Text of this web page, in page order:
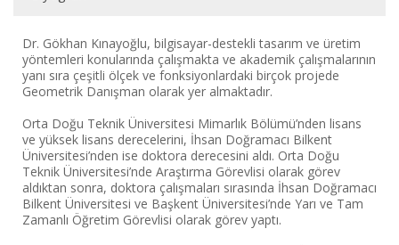
Dr. Gökhan Kınayoğlu, bilgisayar-destekli tasarım ve üretim
yöntemleri konularında çalışmakta ve akademik çalışmalarının
yanı sıra çeşitli ölçek ve fonksiyonlardaki birçok projede
Geometrik Danışman olarak yer almaktadır.
Orta Doğu Teknik Üniversitesi Mimarlık Bölümü’nden lisans
ve yüksek lisans derecelerini, İhsan Doğramacı Bilkent
Üniversitesi’nden ise doktora derecesini aldı. Orta Doğu
Teknik Üniversitesi’nde Araştırma Görevlisi olarak görev
aldıktan sonra, doktora çalışmaları sırasında İhsan Doğramacı
Bilkent Üniversitesi ve Başkent Üniversitesi’nde Yarı ve Tam
Zamanlı Öğretim Görevlisi olarak görev yaptı.